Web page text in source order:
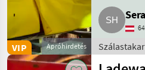
Apróhirdetés
VIP